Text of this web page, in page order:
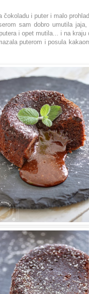
čokoladu i puter i malo
sam dobro umutila
i opet mutila... i na
puterom i posula